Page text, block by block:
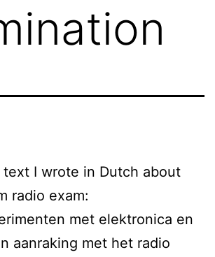
text I wrote in Dutch about
radio exam:
met elektronica en
aanraking met het radio